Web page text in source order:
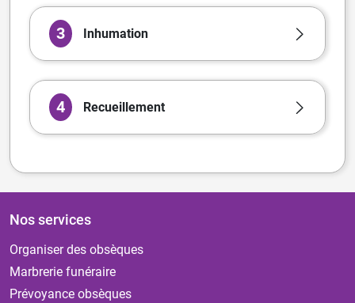
3 Inhumation
4 Recueillement
Nos services
Organiser des obsèques
Marbrerie funéraire
Prévoyance obsèques